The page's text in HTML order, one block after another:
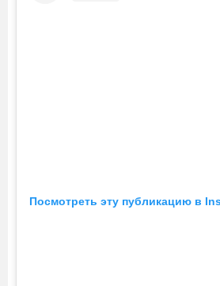
Посмотреть эту публикацию в